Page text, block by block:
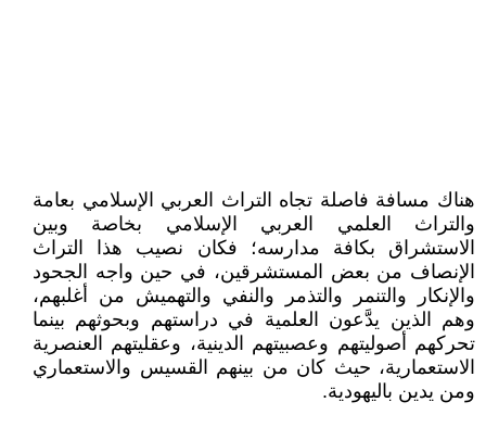
هناك مسافة فاصلة تجاه التراث العربي الإسلامي بعامة
والتراث العلمي العربي الإسلامي بخاصة وبين
الاستشراق بكافة مدارسه؛ فكان نصيب هذا التراث
الإنصاف من بعض المستشرقين، في حين واجه الجحود
والإنكار والتنمر والتذمر والنفي والتهميش من أغلبهم،
وهم الذين يدَّعون العلمية في دراستهم وبحوثهم بينما
تحركهم أصوليتهم وعصبيتهم الدينية، وعقليتهم العنصرية
الاستعمارية، حيث كان من بينهم القسيس والاستعماري
ومن يدين باليهودية.